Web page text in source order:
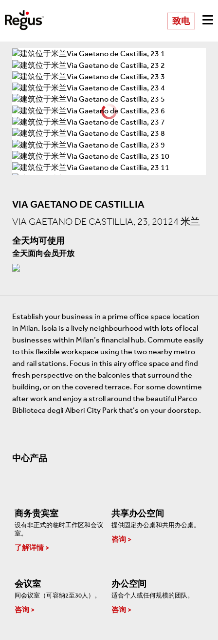
致电
VIA GAETANO DE CASTILLIA
VIA GAETANO DE CASTILLIA, 23, 20124 米兰
全天均可使用
全天面向会员开放
Establish your business in a prime office space location
in Milan. Isola is a lively neighbourhood with lots of local
businesses within Milan’s financial hub. Commute easily
to this flexible workspace using the two nearby metro
and rail stations. Focus in this airy office space and find
fresh perspective on the balconies that surround the
building, or on the covered terrace. For some downtime
after work and enjoy a stroll around the beautiful Parco
Biblioteca degli Alberi City Park that’s on your doorstep.
中心产品
商务贵宾室
设有非正式的临时工作区和会议
室。
了解详情
共享办公空间
提供固定办公桌和共用办公桌。
咨询
会议室
间会议室（可容纳2至30人）。
咨询
办公空间
适合个人或任何规模的团队。
咨询